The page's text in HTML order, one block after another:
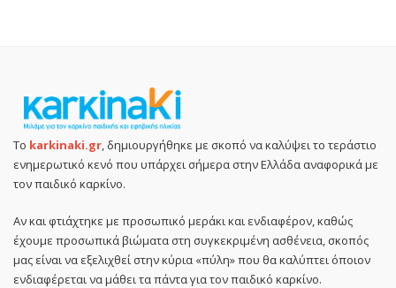
Το karkinaki.gr, δημιουργήθηκε με σκοπό να καλύψει το τεράστιο
ενημερωτικό κενό που υπάρχει σήμερα στην Ελλάδα αναφορικά με
τον παιδικό καρκίνο.
Αν και φτιάχτηκε με προσωπικό μεράκι και ενδιαφέρον, καθώς
έχουμε προσωπικά βιώματα στη συγκεκριμένη ασθένεια, σκοπός
μας είναι να εξελιχθεί στην κύρια «πύλη» που θα καλύπτει όποιον
ενδιαφέρεται να μάθει τα πάντα για τον παιδικό καρκίνο.